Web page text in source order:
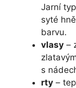
Jarní
syté
barvu.
vlasy –
s
rty –